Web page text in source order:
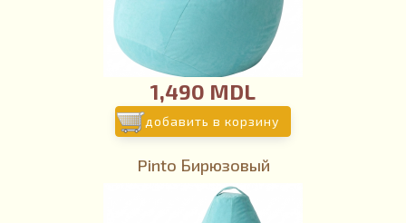
1,490 MDL
добавить в корзину
Pinto Бирюзовый